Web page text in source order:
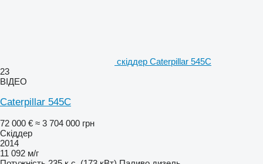
скіддер Caterpillar 545C
23
ВІДЕО
Caterpillar 545C
72 000 € ≈ 3 704 000 грн
Скіддер
2014
11 092 м/г